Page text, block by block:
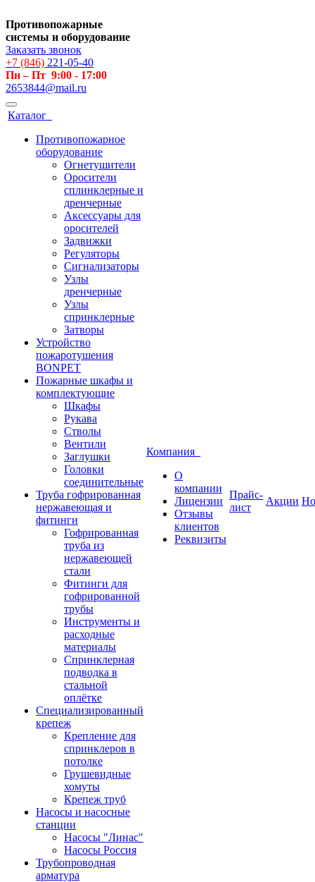
Противопожарные
системы и оборудование
Заказать звонок
+7 (846) 221-05-40
Пн – Пт 9:00 - 17:00
2653844@mail.ru
Каталог
Противопожарное
оборудование
Огнетушители
Оросители
сплинклерные и
дренчерные
Аксессуары для
оросителей
Задвижки
Регуляторы
Сигнализаторы
Узлы
дренчерные
Узлы
спринклерные
Затворы
Устройство
пожаротушения
BONPET
Пожарные шкафы и
комплектующие
Шкафы
Рукава
Стволы
Вентили
Заглушки
Головки
соединительные
Труба гофрированная
нержавеющая и
фитинги
Гофрированная
труба из
нержавеющей
стали
Фитинги для
гофрированной
трубы
Инструменты и
расходные
материалы
Спринклерная
подводка в
стальной
оплётке
Специализированный
крепеж
Крепление для
спринклеров в
потолке
Грушевидные
хомуты
Крепеж труб
Насосы и насосные
станции
Насосы "Линас"
Насосы Россия
Трубопроводная
арматура
Компания
О
компании
Лицензии
Отзывы
клиентов
Реквизиты
Прайс-
лист
Акции